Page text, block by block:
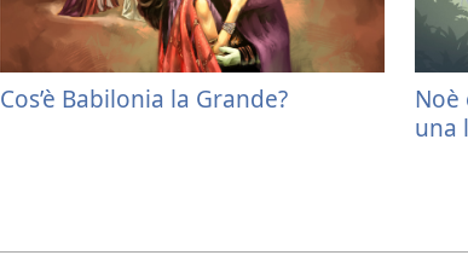
Cos’è Babilonia la Grande?
Noè
una